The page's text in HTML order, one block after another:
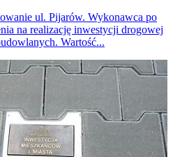
ul. Pijarów. Wykonawca po
na realizację inwestycji drogowej
Wartość...